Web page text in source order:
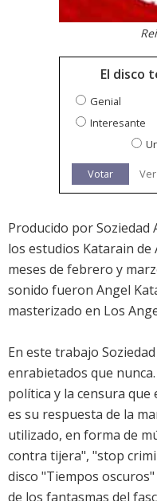
El disco
Genial
Interesante
Votar
Producido por
los estudios Katarain
meses de febrero y
sonido fueron Angel
masterizado en Los
En este trabajo
enrabietados que
política y la censura
es su respuesta de la
utilizado, en forma de
contra tijera", "stop
disco "Tiempos
de los fantasmas del